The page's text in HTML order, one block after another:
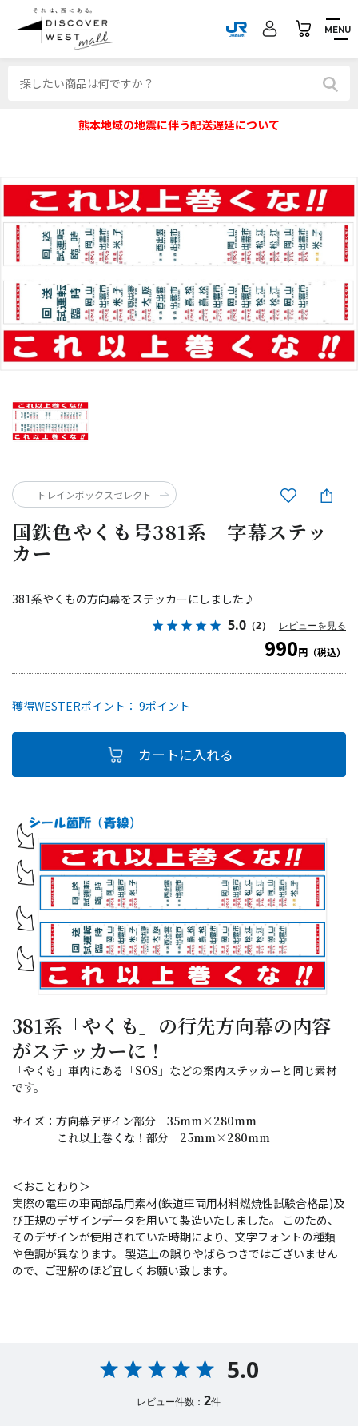
MENU
熊本地域の地震に伴う配送遅延について
国鉄色やくも号381系 字幕ステッ
カー
381系やくもの方向幕をステッカーにしました♪
5.0 （2） レビューを見る
990円（税込）
獲得WESTERポイント： 9ポイント
トレインボックスセレクト
381系「やくも」の行先方向幕の内容
がステッカーに！
「やくも」車内にある「SOS」などの案内ステッカーと同じ素材
です。
サイズ：方向幕デザイン部分 35mm×280mm
これ以上巻くな！部分 25mm×280mm
＜おことわり＞
実際の電車の車両部品用素材(鉄道車両用材料燃焼性試験合格品)及
び正規のデザインデータを用いて製造いたしました。 このため、
そのデザインが使用されていた時期により、文字フォントの種類
や色調が異なります。 製造上の誤りやばらつきではございません
ので、ご理解のほど宜しくお願い致します。
5.0
レビュー件数：2件